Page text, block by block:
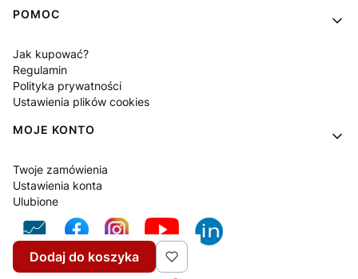
POMOC
Jak kupować?
Regulamin
Polityka prywatności
Ustawienia plików cookies
MOJE KONTO
Twoje zamówienia
Ustawienia konta
Ulubione
Dodaj do koszyka